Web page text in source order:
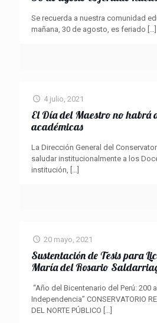
Se recuerda a nuestra comunidad
mañana, 30 de agosto, es feriado […]
4 julio, 2021
El Día del Maestro no habrá
académicas
La Dirección General del
saludar institucionalmente a los
institución, […]
20 mayo, 2021
Sustentación de Tesis para
María del Rosario
“Año del Bicentenario del Perú: 200
Independencia” CONSERVATORIO
DEL NORTE PÚBLICO […]